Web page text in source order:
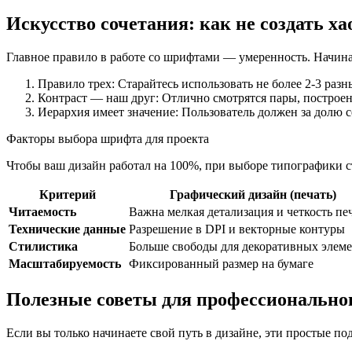
Искусство сочетания: как не создать
Главное правило в работе со шрифтами — умеренность.
Правило трех: Старайтесь использовать не более 2-3
Контраст — наш друг: Отлично смотрятся пары,
Иерархия имеет значение: Пользователь должен за долю
Факторы выбора шрифта для проекта
Чтобы ваш дизайн работал на 100%, при выборе типографики
Критерий
Графический дизайн (печать)
Читаемость
Важна мелкая детализация и четкость
Технические данные Разрешение в DPI и векторные контуры
Стилистика
Больше свободы для декоративных
Масштабируемость Фиксированный размер на бумаге
Полезные советы для
Если вы только начинаете свой путь в дизайне, эти простые